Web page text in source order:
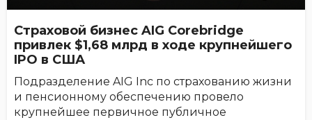
Страховой бизнес AIG Corebridge
привлек $1,68 млрд в ходе крупнейшего
IPO в США
Подразделение AIG Inc по страхованию жизни
и пенсионному обеспечению провело
крупнейшее первичное публичное